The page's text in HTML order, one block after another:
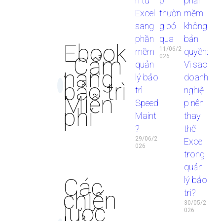
Ebook
, Cẩm
nang
bảo trì
Miễn
phí
Các
chiến
lược
Excel
sang
phần
mềm
quản
lý bảo
trì
Speed
Maint
?
29/06/2
026
thườn
g bỏ
qua
11/06/2
026
mềm
không
bản
quyền:
Vì sao
doanh
nghiệ
p nên
thay
thế
Excel
trong
quản
lý bảo
trì?
30/05/2
026